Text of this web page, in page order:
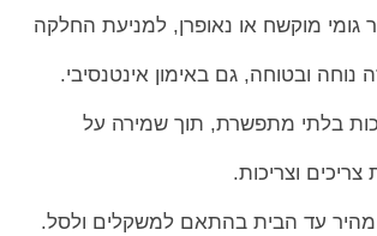
גומי מוקשח או נאופרן, למניעת החלקה
ובטוחה, גם באימון אינטנסיבי.
בלתי מתפשרת, תוך שמירה על
וצריכות.
מהיר עד הבית בהתאם למשקלים ולסל.